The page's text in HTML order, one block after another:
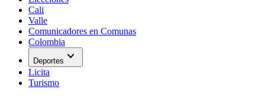
Cali
Valle
Comunicadores en Comunas
Colombia
Deportes expand_more
Licita
Turismo